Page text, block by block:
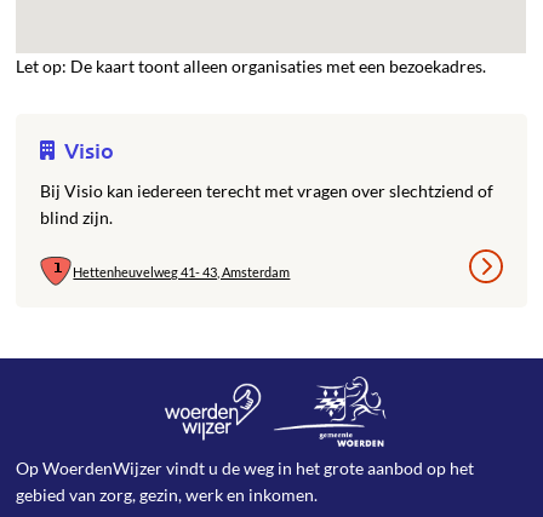
Let op: De kaart toont alleen organisaties met een bezoekadres.
Visio
Bij Visio kan iedereen terecht met vragen over slechtziend of
blind zijn.
Hettenheuvelweg 41- 43, Amsterdam
Op WoerdenWijzer vindt u de weg in het grote aanbod op het
gebied van zorg, gezin, werk en inkomen.